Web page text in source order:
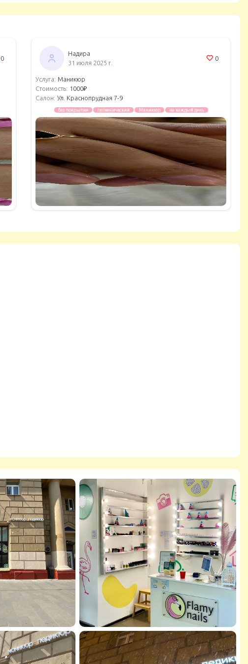
0
Надира
31 июля 2025 г.
0
Услуга: Маникюр
Стоимость: 1000₽
Салон: Ул. Краснопрудная 7-9
без покрытия гигиенический Маникюр на каждый день